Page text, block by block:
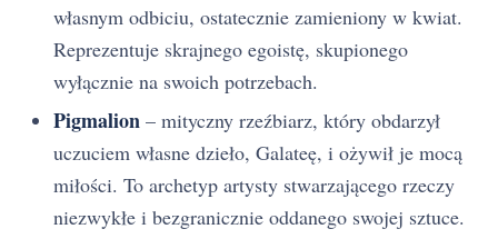
własnym odbiciu, ostatecznie zamieniony w kwiat.
Reprezentuje skrajnego egoistę, skupionego
wyłącznie na swoich potrzebach.
Pigmalion – mityczny rzeźbiarz, który obdarzył
uczuciem własne dzieło, Galateę, i ożywił je mocą
miłości. To archetyp artysty stwarzającego rzeczy
niezwykłe i bezgranicznie oddanego swojej sztuce.